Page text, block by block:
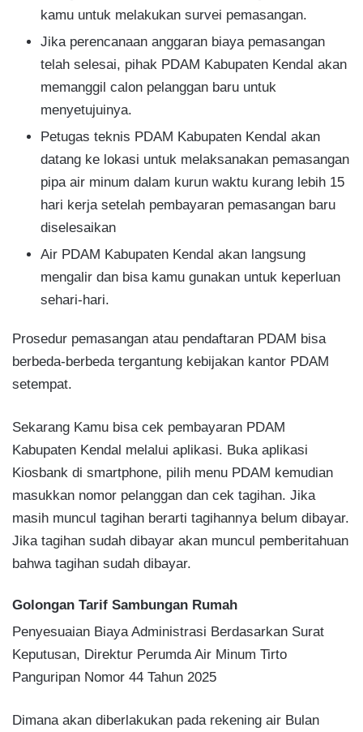
kamu untuk melakukan survei pemasangan.
Jika perencanaan anggaran biaya pemasangan
telah selesai, pihak PDAM Kabupaten Kendal akan
memanggil calon pelanggan baru untuk
menyetujuinya.
Petugas teknis PDAM Kabupaten Kendal akan
datang ke lokasi untuk melaksanakan pemasangan
pipa air minum dalam kurun waktu kurang lebih 15
hari kerja setelah pembayaran pemasangan baru
diselesaikan
Air PDAM Kabupaten Kendal akan langsung
mengalir dan bisa kamu gunakan untuk keperluan
sehari-hari.
Prosedur pemasangan atau pendaftaran PDAM bisa
berbeda-berbeda tergantung kebijakan kantor PDAM
setempat.
Sekarang Kamu bisa cek pembayaran PDAM
Kabupaten Kendal melalui aplikasi. Buka aplikasi
Kiosbank di smartphone, pilih menu PDAM kemudian
masukkan nomor pelanggan dan cek tagihan. Jika
masih muncul tagihan berarti tagihannya belum dibayar.
Jika tagihan sudah dibayar akan muncul pemberitahuan
bahwa tagihan sudah dibayar.
Golongan Tarif Sambungan Rumah
Penyesuaian Biaya Administrasi Berdasarkan Surat
Keputusan, Direktur Perumda Air Minum Tirto
Panguripan Nomor 44 Tahun 2025
Dimana akan diberlakukan pada rekening air Bulan